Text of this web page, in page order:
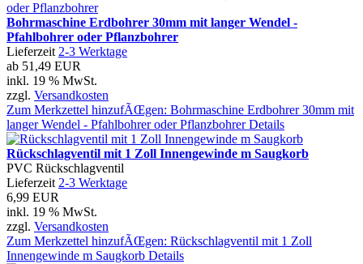
Bohrmaschine Erdbohrer 30mm mit langer Wendel -
Pfahlbohrer oder Pflanzbohrer
Lieferzeit 2-3 Werktage
ab 51,49 EUR
inkl. 19 % MwSt.
zzgl. Versandkosten
Zum Merkzettel hinzufÃŒgen: Bohrmaschine Erdbohrer 30mm mit
langer Wendel - Pfahlbohrer oder Pflanzbohrer Details
Rückschlagventil mit 1 Zoll Innengewinde m Saugkorb
PVC Rückschlagventil
Lieferzeit 2-3 Werktage
6,99 EUR
inkl. 19 % MwSt.
zzgl. Versandkosten
Zum Merkzettel hinzufÃŒgen: Rückschlagventil mit 1 Zoll
Innengewinde m Saugkorb Details